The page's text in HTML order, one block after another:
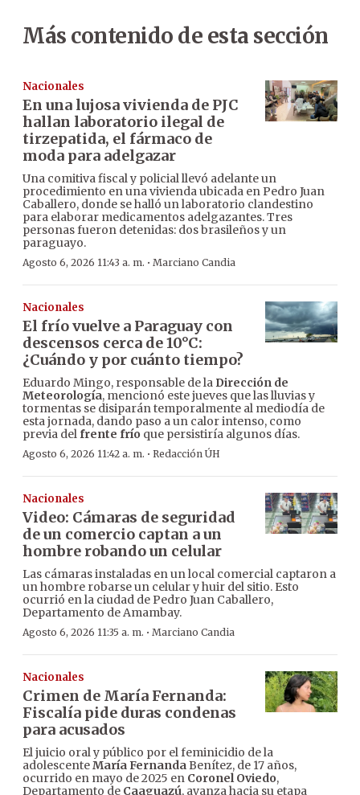
Más contenido de esta sección
Nacionales
En una lujosa vivienda de PJC
hallan laboratorio ilegal de
tirzepatida, el fármaco de
moda para adelgazar
Una comitiva fiscal y policial llevó adelante un
procedimiento en una vivienda ubicada en Pedro Juan
Caballero, donde se halló un laboratorio clandestino
para elaborar medicamentos adelgazantes. Tres
personas fueron detenidas: dos brasileños y un
paraguayo.
Agosto 6, 2026 11:43 a. m. · Marciano Candia
Nacionales
El frío vuelve a Paraguay con
descensos cerca de 10°C:
¿Cuándo y por cuánto tiempo?
Eduardo Mingo, responsable de la Dirección de
Meteorología, mencionó este jueves que las lluvias y
tormentas se disiparán temporalmente al mediodía de
esta jornada, dando paso a un calor intenso, como
previa delfrente frío que persistiría algunos días.
Agosto 6, 2026 11:42 a. m. · Redacción ÚH
Nacionales
Video: Cámaras de seguridad
de un comercio captan a un
hombre robando un celular
Las cámaras instaladas en un local comercial captaron a
un hombre robarse un celular y huir del sitio. Esto
ocurrió en la ciudad de Pedro Juan Caballero,
Departamento de Amambay.
Agosto 6, 2026 11:35 a. m. · Marciano Candia
Nacionales
Crimen de María Fernanda:
Fiscalía pide duras condenas
para acusados
El juicio oral y público por el feminicidio de la
adolescenteMaría FernandaBenítez, de 17 años,
ocurrido en mayo de 2025 en Coronel Oviedo,
Departamento de Caaguazú, avanza hacia su etapa